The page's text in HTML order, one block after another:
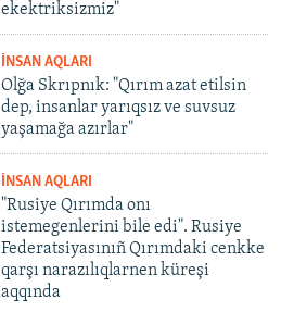
ekektriksizmiz"
İNSAN AQLARI
Olğa Skrıpnık: "Qırım azat etilsin
dep, insanlar yarıqsız ve suvsuz
yaşamağa azırlar"
İNSAN AQLARI
"Rusiye Qırımda onı
istemegenlerini bile edi". Rusiye
Federatsiyasınıñ Qırımdaki cenkke
qarşı narazılıqlarnen küreşi
aqqında